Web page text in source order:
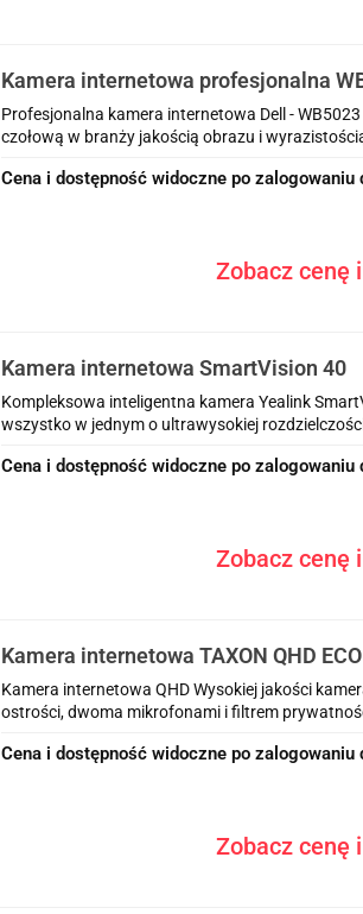
Kamera internetowa profesjonalna
Profesjonalna kamera internetowa Dell -
czołową w branży jakością obrazu i
Cena i dostępność widoczne po zalogowaniu
Zobacz cenę
Kamera internetowa SmartVision 40
Kompleksowa inteligentna kamera Yealink
wszystko w jednym o ultrawysokiej
Cena i dostępność widoczne po zalogowaniu
Zobacz cenę
Kamera internetowa TAXON QHD ECO
Kamera internetowa QHD Wysokiej jakości
ostrości, dwoma mikrofonami i filtrem
Cena i dostępność widoczne po zalogowaniu
Zobacz cenę